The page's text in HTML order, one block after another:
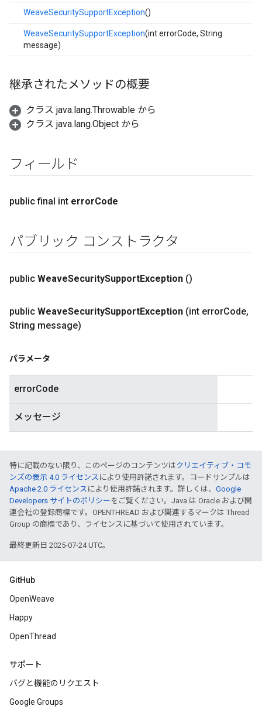
WeaveSecuritySupportException()
WeaveSecuritySupportException(int errorCode, String
message)
継承されたメソッドの概要
クラス java.lang.Throwable から
クラス java.lang.Object から
フィールド
public final int errorCode
パブリック コンストラクタ
public WeaveSecuritySupportException ()
public WeaveSecuritySupportException (int errorCode,
String message)
パラメータ
errorCode
メッセージ
特に記載のない限り、このページのコンテンツはクリエイティブ・コモ
ンズの表示 4.0 ライセンス により使用許諾されます。コードサンプルは
Apache 2.0 ライセンス により使用許諾されます。詳しくは、 Google
Developers サイトのポリシー をご覧ください。Java は Oracle および関
連会社の登録商標です。OPENTHREAD および関連するマークは Thread
Group の商標であり、ライセンスに基づいて使用されています。
最終更新日 2025-07-24 UTC。
GitHub
OpenWeave
Happy
OpenThread
サポート
バグと機能のリクエスト
Google Groups